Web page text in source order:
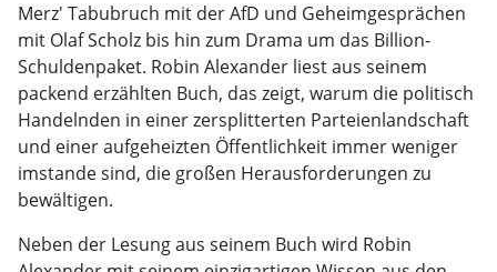
Merz' Tabubruch mit der AfD und Geheimgesprächen
mit Olaf Scholz bis hin zum Drama um das Billion-
Schuldenpaket. Robin Alexander liest aus seinem
packend erzählten Buch, das zeigt, warum die politisch
Handelnden in einer zersplitterten Parteienlandschaft
und einer aufgeheizten Öffentlichkeit immer weniger
imstande sind, die großen Herausforderungen zu
bewältigen.
Neben der Lesung aus seinem Buch wird Robin